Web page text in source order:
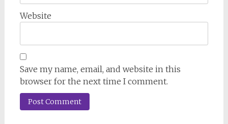
Website
Save my name, email, and website in this
browser for the next time I comment.